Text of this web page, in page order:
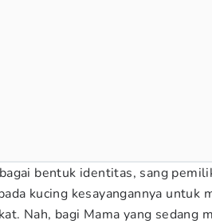
bentuk identitas, sang
kucing kesayangannya untuk
Nah, bagi Mama yang sedang